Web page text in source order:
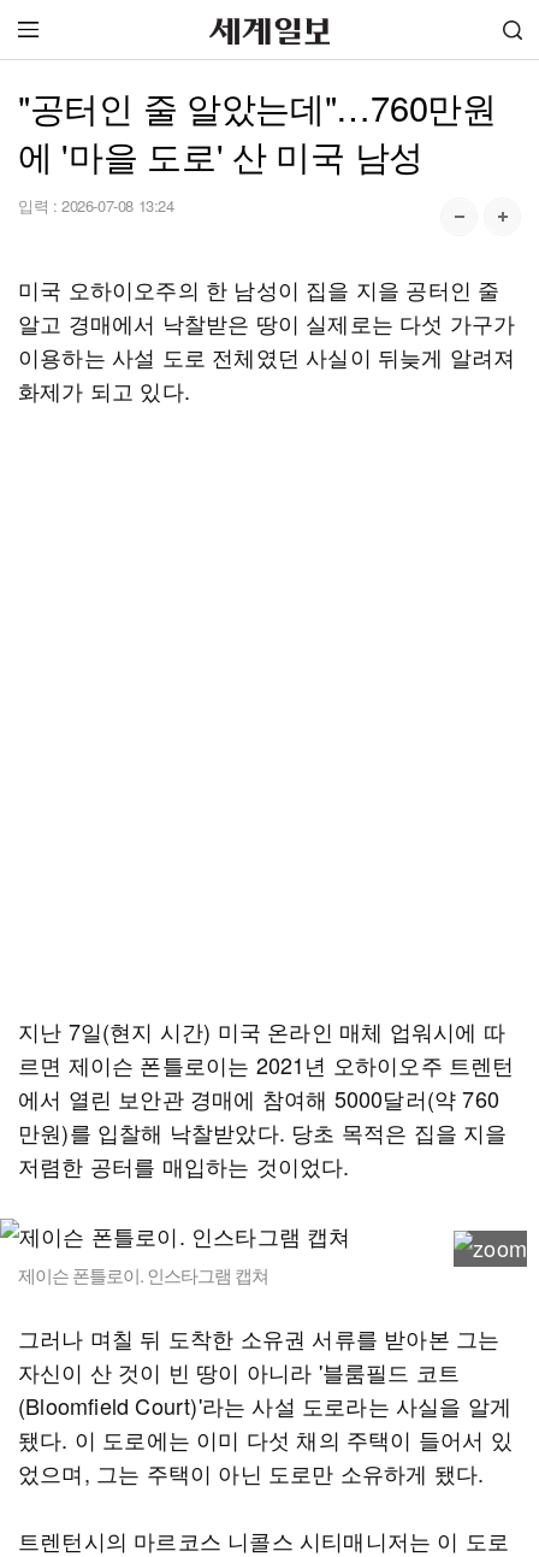
"공터인 줄 알았는데"…760만원
에 '마을 도로' 산 미국 남성
입력 : 2026-07-08 13:24
미국 오하이오주의 한 남성이 집을 지을 공터인 줄
알고 경매에서 낙찰받은 땅이 실제로는 다섯 가구가
이용하는 사설 도로 전체였던 사실이 뒤늦게 알려져
화제가 되고 있다.
지난 7일(현지 시간) 미국 온라인 매체 업워시에 따
르면 제이슨 폰틀로이는 2021년 오하이오주 트렌턴
에서 열린 보안관 경매에 참여해 5000달러(약 760
만원)를 입찰해 낙찰받았다. 당초 목적은 집을 지을
저렴한 공터를 매입하는 것이었다.
제이슨 폰틀로이. 인스타그램 캡쳐
그러나 며칠 뒤 도착한 소유권 서류를 받아본 그는
자신이 산 것이 빈 땅이 아니라 '블룸필드 코트
(Bloomfield Court)'라는 사설 도로라는 사실을 알게
됐다. 이 도로에는 이미 다섯 채의 주택이 들어서 있
었으며, 그는 주택이 아닌 도로만 소유하게 됐다.
트렌턴시의 마르코스 니콜스 시티매니저는 이 도로